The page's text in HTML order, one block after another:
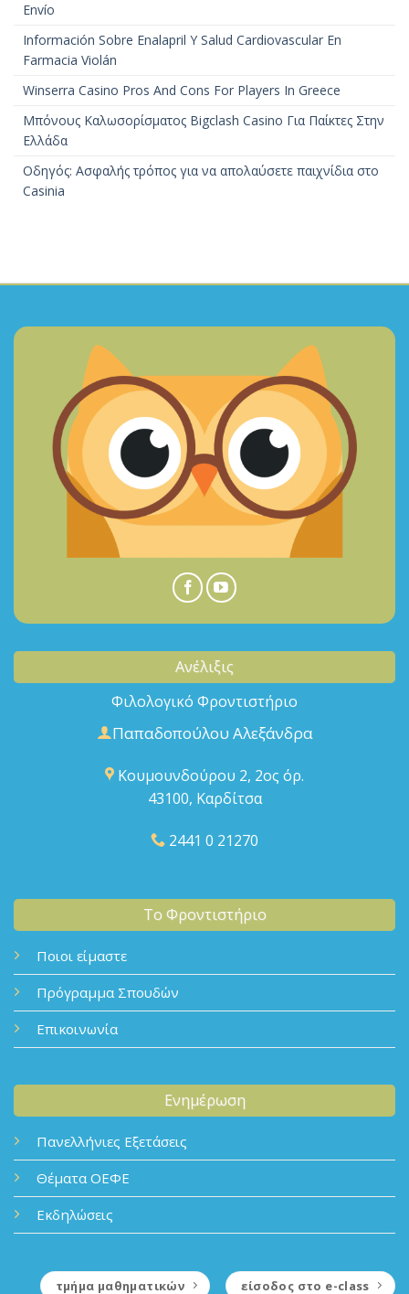
Envío
Información Sobre Enalapril Y Salud Cardiovascular En
Farmacia Violán
Winserra Casino Pros And Cons For Players In Greece
Μπόνους Καλωσορίσματος Bigclash Casino Για Παίκτες Στην
Ελλάδα
Οδηγός: Ασφαλής τρόπος για να απολαύσετε παιχνίδια στο
Casinia
Ανέλιξις
Φιλολογικό Φροντιστήριο
Παπαδοπούλου Αλεξάνδρα
Κουμουνδούρου 2, 2ος όρ.
43100, Καρδίτσα
2441 0 21270
Το Φροντιστήριο
Ποιοι είμαστε
Πρόγραμμα Σπουδών
Επικοινωνία
Ενημέρωση
Πανελλήνιες Εξετάσεις
Θέματα ΟΕΦΕ
Εκδηλώσεις
τμήμα μαθηματικών είσοδος στο e-class